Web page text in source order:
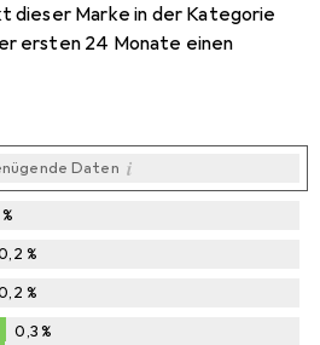
dieser Marke in der Kategorie
ersten 24 Monate einen
Daten i
%
%
%
0,3%